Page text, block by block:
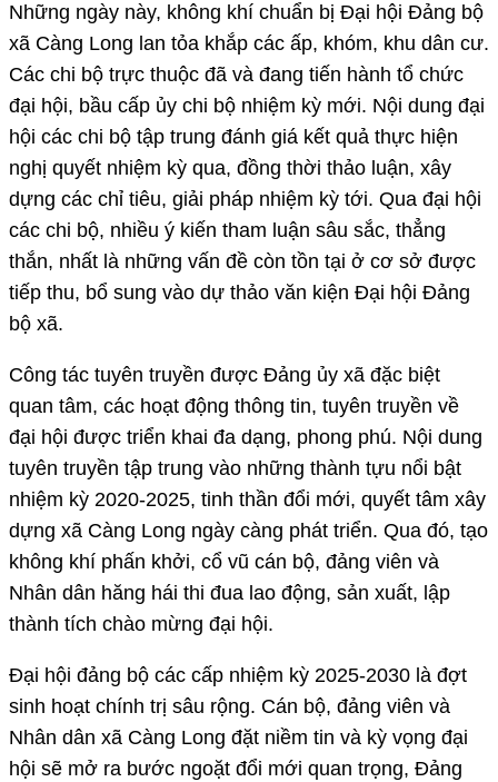
Những ngày này, không khí chuẩn bị Đại hội Đảng bộ
xã Càng Long lan tỏa khắp các ấp, khóm, khu dân cư.
Các chi bộ trực thuộc đã và đang tiến hành tổ chức
đại hội, bầu cấp ủy chi bộ nhiệm kỳ mới. Nội dung đại
hội các chi bộ tập trung đánh giá kết quả thực hiện
nghị quyết nhiệm kỳ qua, đồng thời thảo luận, xây
dựng các chỉ tiêu, giải pháp nhiệm kỳ tới. Qua đại hội
các chi bộ, nhiều ý kiến tham luận sâu sắc, thẳng
thắn, nhất là những vấn đề còn tồn tại ở cơ sở được
tiếp thu, bổ sung vào dự thảo văn kiện Đại hội Đảng
bộ xã.
Công tác tuyên truyền được Đảng ủy xã đặc biệt
quan tâm, các hoạt động thông tin, tuyên truyền về
đại hội được triển khai đa dạng, phong phú. Nội dung
tuyên truyền tập trung vào những thành tựu nổi bật
nhiệm kỳ 2020-2025, tinh thần đổi mới, quyết tâm xây
dựng xã Càng Long ngày càng phát triển. Qua đó, tạo
không khí phấn khởi, cổ vũ cán bộ, đảng viên và
Nhân dân hăng hái thi đua lao động, sản xuất, lập
thành tích chào mừng đại hội.
Đại hội đảng bộ các cấp nhiệm kỳ 2025-2030 là đợt
sinh hoạt chính trị sâu rộng. Cán bộ, đảng viên và
Nhân dân xã Càng Long đặt niềm tin và kỳ vọng đại
hội sẽ mở ra bước ngoặt đổi mới quan trọng, Đảng